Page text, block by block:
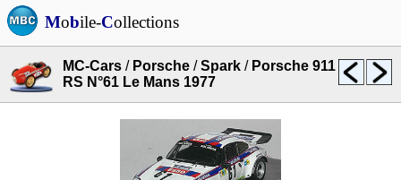
Mobile-Collections
MC-Cars / Porsche /Spark / Porsche 911
RS N°61 Le Mans 1977